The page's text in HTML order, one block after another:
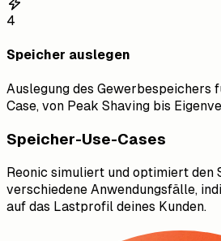
4
Speicher auslegen
Auslegung des Gewerbespeichers
Case, von Peak Shaving bis
Speicher-Use-Cases
Reonic simuliert und optimiert den
verschiedene Anwendungsfälle,
auf das Lastprofil deines Kunden.